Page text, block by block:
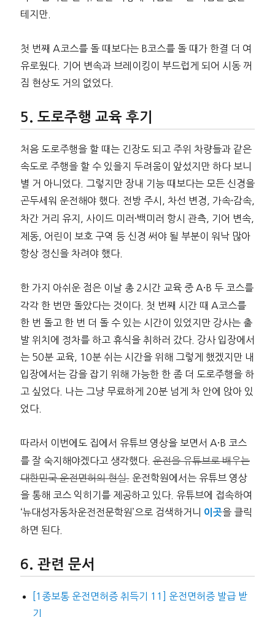
테지만.
첫 번째 A코스를 돌 때보다는 B코스를 돌 때가 한결 더 여
유로웠다. 기어 변속과 브레이킹이 부드럽게 되어 시동 꺼
짐 현상도 거의 없었다.
도로주행 교육 후기
처음 도로주행을 할 때는 긴장도 되고 주위 차량들과 같은
속도로 주행을 할 수 있을지 두려움이 앞섰지만 하다 보니
별 거 아니었다. 그렇지만 장내 기능 때보다는 모든 신경을
곤두세워 운전해야 했다. 전방 주시, 차선 변경, 가속·감속,
차간 거리 유지, 사이드 미러 ·백미러 항시 관측, 기어 변속,
제동, 어린이 보호 구역 등 신경 써야 될 부분이 워낙 많아
항상 정신을 차려야 했다.
한 가지 아쉬운 점은 이날 총 2시간 교육 중 A· B 두 코스를
각각 한 번만 돌았다는 것이다. 첫 번째 시간 때 A코스를
한 번 돌고 한 번 더 돌 수 있는 시간이 있었지만 강사는 출
발 위치에 정차를 하고 휴식을 취하러 갔다. 강사 입장에서
는 50분 교육, 10분 쉬는 시간을 위해 그렇게 했겠지만 내
입장에서는 감을 잡기 위해 가능한 한 좀 더 도로주행을 하
고 싶었다. 나는 그냥 무료하게 20분 넘게 차 안에 앉아 있
었다.
따라서 이번에도 집에서 유튜브 영상을 보면서 A· B 코스
를 잘 숙지해야겠다고 생각했다.운전을 유튜브로 배우는
대한민국 운전면허의 현실.운전학원에서는 유튜브 영상
을 통해 코스 익히기를 제공하고 있다. 유튜브에 접속하여
‘뉴대성자동차운전전문학원’으로 검색하거니 이곳을 클릭
하면 된다.
관련 문서
[1종보통 운전면허증 취득기 11] 운전면허증 발급 받
기